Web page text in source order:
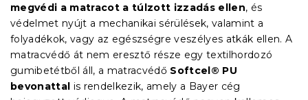
megvédi a matracot a túlzott izzadás ellen, és
védelmet nyújt a mechanikai sérülések, valamint a
folyadékok, vagy az egészségre veszélyes atkák ellen. A
matracvédő át nem eresztő része egy textilhordozó
gumibetétből áll, a matracvédő Softcel® PU
bevonattal is rendelkezik, amely a Bayer cég